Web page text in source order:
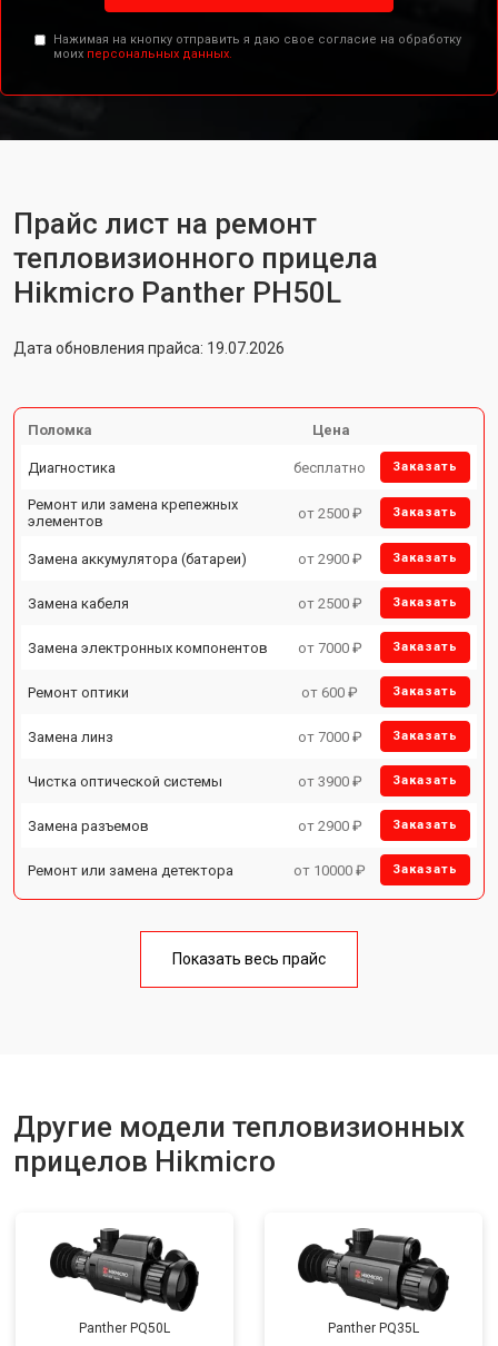
Нажимая на кнопку отправить я даю свое согласие на обработку
моих персональных данных.
Прайс лист на ремонт
тепловизионного прицела
Hikmicro Panther PH50L
Дата обновления прайса: 19.07.2026
Поломка Цена
Диагностика бесплатно Заказать
Ремонт или замена крепежных
элементов
от 2500 ₽ Заказать
Замена аккумулятора (батареи) от 2900 ₽ Заказать
Замена кабеля от 2500 ₽ Заказать
Замена электронных компонентов от 7000 ₽ Заказать
Ремонт оптики от 600 ₽ Заказать
Замена линз от 7000 ₽ Заказать
Чистка оптической системы от 3900 ₽ Заказать
Замена разъемов от 2900 ₽ Заказать
Ремонт или замена детектора от 10000 ₽ Заказать
Показать весь прайс
Другие модели тепловизионных
прицелов Hikmicro
Panther PQ50L Panther PQ35L